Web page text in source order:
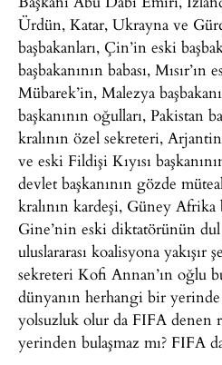
Ürdün, Katar, Ukrayna ve
başbakanları, Çin’in eski
başbakanının babası,
Mübarek’in, Malezya
başkanının oğulları, Pakistan
kralının özel sekreteri,
ve eski Fildişi Kıyısı
devlet başkanının gözde
kralının kardeşi, Güney Afrika
Gine’nin eski diktatörünün
uluslararası koalisyona
sekreteri Kofi Annan’ın oğlu
dünyanın herhangi bir yerinde
yolsuzluk olur da FIFA denen
yerinden bulaşmaz mı? FIFA